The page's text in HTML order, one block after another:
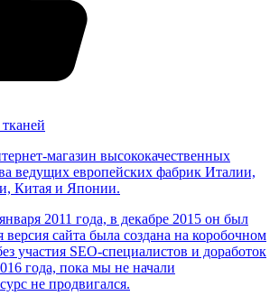
магазин высококачественных
ведущих европейских фабрик Италии,
Китая и Японии.
2011 года, в декабре 2015 он был
версия сайта была создана на коробочном
участия SEO-специалистов и доработок
года, пока мы не начали
не продвигался.